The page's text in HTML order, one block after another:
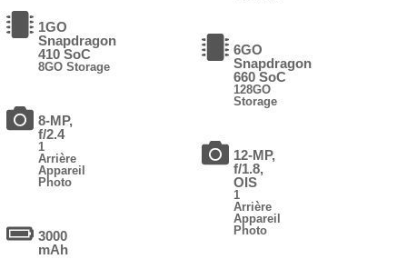
1GO
Snapdragon
410 SoC
8GO Storage
8-MP,
f/2.4
1
Arrière
Appareil
Photo
3000
mAh
6GO
Snapdragon
660 SoC
128GO
Storage
12-MP,
f/1.8,
OIS
1
Arrière
Appareil
Photo